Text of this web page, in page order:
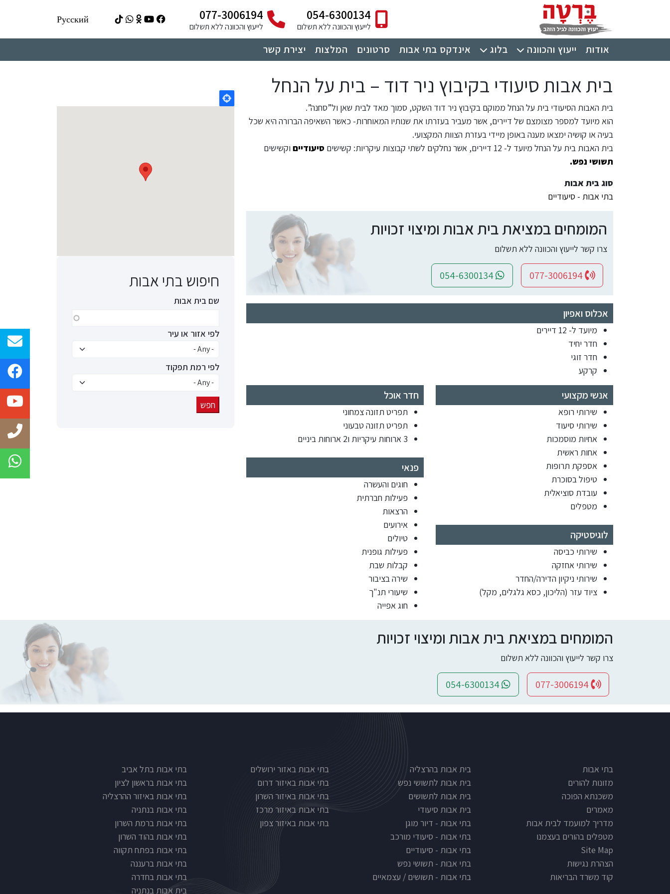
054-6300134
לייעוץ והכוונה ללא תשלום
077-3006194
לייעוץ והכוונה ללא תשלום
Русский
תפריט ראשי
אודות ייעוץ והכוונה בלוג אינדקס בתי אבות סרטונים המלצות יצירת קשר
בית אבות סיעודי בקיבוץ ניר דוד – בית על הנחל
בית האבות הסיעודי בית על הנחל ממוקם בקיבוץ ניר דוד השקט, סמוך מאד לבית שאן ול”סחנה”.
הוא מיועד למספר מצומצם של דיירים, אשר מעביר בעזרתו את שנותיו המאוחרות- כאשר השאיפה הברורה היא שכל
בעיה או קושיה ימצאו מענה באופן מיידי בעזרת הצוות המקצועי.
בית האבות בית על הנחל מיועד ל- 12 דיירים, אשר נחלקים לשתי קבוצות עיקריות: קשישים
סיעודייםוקשישים
תשושי נפש.
סוג בית אבות
בתי אבות - סיעודיים
המומחים במציאת בית אבות ומיצוי זכויות
צרו קשר לייעוץ והכוונה ללא תשלום
אכלוס ואפיון
מיועד ל- 12 דיירים
חדר יחיד
חדר זוגי
קרקע
חדר אוכל
תפריט תזונה צמחוני
תפריט תזונה טבעוני
3 ארוחות עיקריות ו2 ארוחות ביניים
אנשי מקצועי
שירותי רופא
שירותי סיעוד
אחיות מוסמכות
אחות ראשית
אספקת תרופות
טיפול בסוכרת
עובדת סוציאלית
מטפלים
פנאי
חוגים והעשרה
פעילות חברתית
הרצאות
אירועים
טיולים
פעילות גופנית
קבלות שבת
שירה בציבור
שיעורי תנ"ך
חוג אפייה
לוגיסטיקה
שירותי כביסה
שירותי אחזקה
שירותי ניקיון הדירה/החדר
ציוד עזר (הליכון, כסא גלגלים, מקל)
חיפוש בתי אבות
שם בית אבות
לפי אזור או עיר
לפי רמת תפקוד
המומחים במציאת בית אבות ומיצוי זכויות
צרו קשר לייעוץ והכוונה ללא תשלום
Footer
בתי אבות
מזונות להורים
משכנתא הפוכה
מאמרים
מדריך למועמד לבית אבות
מטפלים בהורים בעצמנו
Site Map
הצהרת נגישות
קוד משרד הבריאות
Nursinghouse type
בית אבות בהרצליה
בית אבות לתשושי נפש
בית אבות לתשושים
בית אבות סיעודי
בתי אבות - דיור מוגן
בתי אבות - סיעודי מורכב
בתי אבות - סיעודיים
בתי אבות - תשושי נפש
בתי אבות - תשושים / עצמאיים
בתי אבות לפי אזורים
בתי אבות באזור ירושלים
בתי אבות באיזור דרום
בתי אבות באיזור השרון
בתי אבות באיזור מרכז
בתי אבות באיזור צפון
בתי אבות בתל אביב
בתי אבות בראשון לציון
בתי אבות באיזור ההרצליה
בתי אבות בנתניה
בתי אבות ברמת השרון
בתי אבות בהוד השרון
בתי אבות בפתח תקווה
בתי אבות ברעננה
בתי אבות בחדרה
בית אבות בנתניה